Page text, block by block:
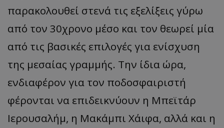
παρακολουθεί στενά τις εξελίξεις γύρω
από τον 30χρονο μέσο και τον θεωρεί μία
από τις βασικές επιλογές για ενίσχυση
της μεσαίας γραμμής. Την ίδια ώρα,
ενδιαφέρον για τον ποδοσφαιριστή
φέρονται να επιδεικνύουν η Μπεϊτάρ
Ιερουσαλήμ, η Μακάμπι Χάιφα, αλλά και η